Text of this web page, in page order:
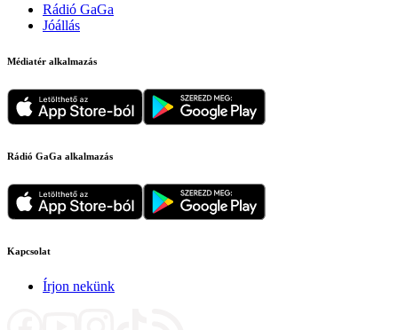
Rádió GaGa
Jóállás
Médiatér alkalmazás
Rádió GaGa alkalmazás
Kapcsolat
Írjon nekünk